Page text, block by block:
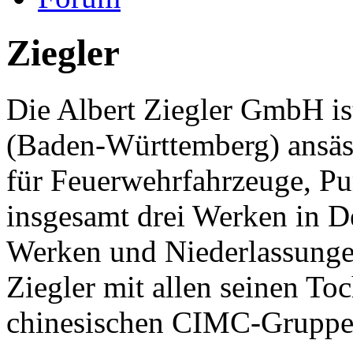
Ziegler
Die Albert Ziegler GmbH
(Baden-Württemberg)
für Feuerwehrfahrzeuge,
insgesamt drei Werken in
Werken und
Ziegler mit allen seinen
chinesischen CIMC-